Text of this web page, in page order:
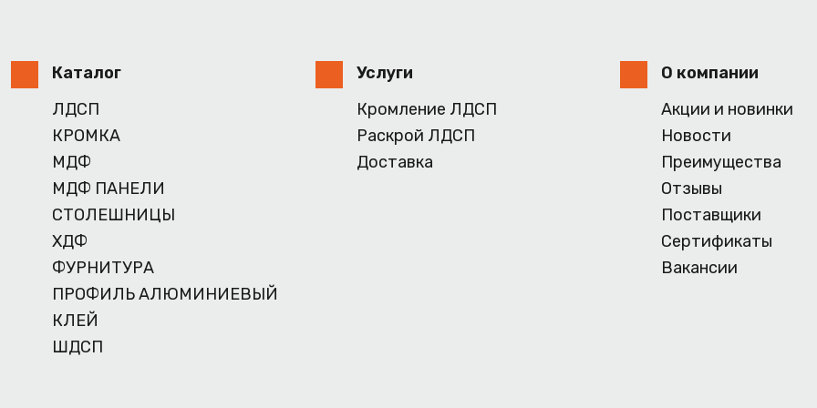
Каталог
ЛДСП
КРОМКА
МДФ
МДФ ПАНЕЛИ
СТОЛЕШНИЦЫ
ХДФ
ФУРНИТУРА
ПРОФИЛЬ АЛЮМИНИЕВЫЙ
КЛЕЙ
ШДСП
Услуги
Кромление ЛДСП
Раскрой ЛДСП
Доставка
О компании
Акции и новинки
Новости
Преимущества
Отзывы
Поставщики
Сертификаты
Вакансии